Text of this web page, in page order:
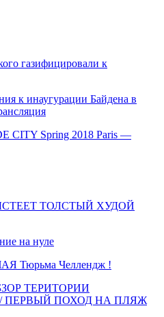
газифицировали к
к инаугурации Байдена в
CITY Spring 2018 Paris —
ТОЛСТЫЙ ХУДОЙ
на нуле
Тюрьма Челлендж !
ТЕРИТОРИИ
/ ПЕРВЫЙ ПОХОД НА ПЛЯЖ